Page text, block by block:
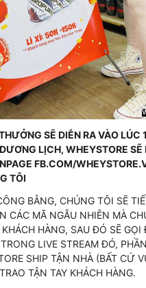
SẼ DIỄN RA VÀO LÚC
LỊCH, WHEYSTORE SẼ
FB.COM/
TÔI
BẰNG, CHÚNG TÔI SẼ
CÁC MÃ NGẪU NHIÊN MÀ
HÀNG, SAU ĐÓ SẼ
LIVE STREAM ĐÓ,
SHIP TẬN NHÀ (BẤT CỨ
TẬN TAY KHÁCH HÀNG.